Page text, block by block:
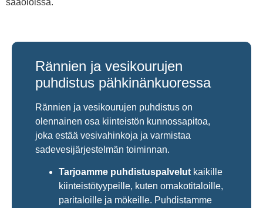
sääoloissa.
Rännien ja vesikourujen
puhdistus pähkinänkuoressa
Rännien ja vesikourujen puhdistus on
olennainen osa kiinteistön kunnossapitoa,
joka estää vesivahinkoja ja varmistaa
sadevesijärjestelmän toiminnan.
Tarjoamme puhdistuspalvelut kaikille
kiinteistötyypeille, kuten omakotitaloille,
paritaloille ja mökeille. Puhdistamme